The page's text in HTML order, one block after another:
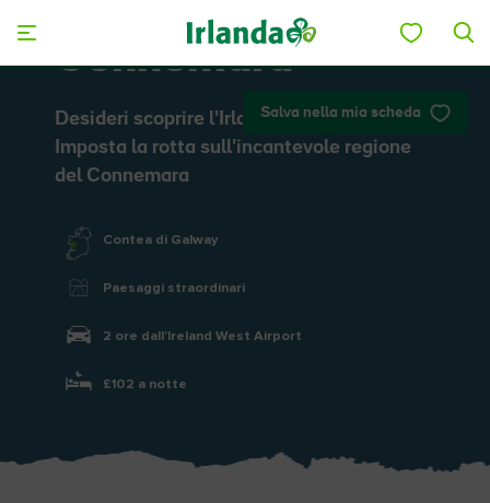
Salva nella mia scheda
Connemara
Desideri scoprire l'Irlanda "autentica"?
Imposta la rotta sull'incantevole regione
del Connemara
Contea di Galway
Paesaggi straordinari
2 ore dall'Ireland West Airport
£102 a notte